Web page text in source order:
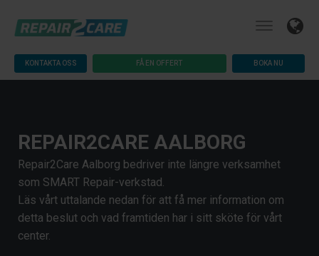
KONTAKTA OSS FÅ EN OFFERT BOKA NU
REPAIR2CARE AALBORG
Repair2Care Aalborg bedriver inte längre verksamhet
som SMART Repair-verkstad.
Läs vårt uttalande nedan för att få mer information om
detta beslut och vad framtiden har i sitt sköte för vårt
center.